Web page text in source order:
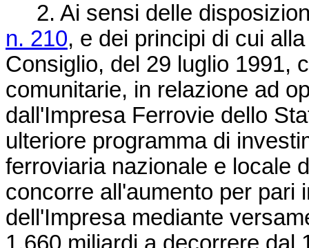
2. Ai sensi delle
n. 210, e dei principi di cui
Consiglio, del 29 luglio 1991,
comunitarie, in relazione ad
dall'Impresa Ferrovie dello
ulteriore programma di
ferroviaria nazionale e locale
concorre all'aumento per pari
dell'Impresa mediante